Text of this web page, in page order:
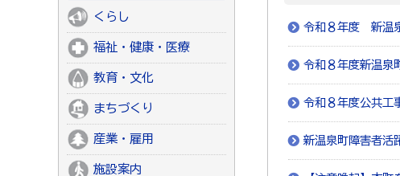
くらし
福祉・健康・医療
教育・文化
まちづくり
産業・雇用
施設案内
令和８年度 新温
令和８年度新温泉
令和８年度公共工
新温泉町障害者活